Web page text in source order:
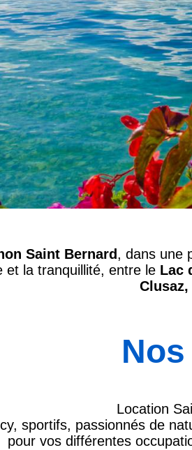
Saint Bernard, dans une
et la tranquillité, entre le Lac
Clusaz,
Location
sportifs, passionnés de
pour vos différentes